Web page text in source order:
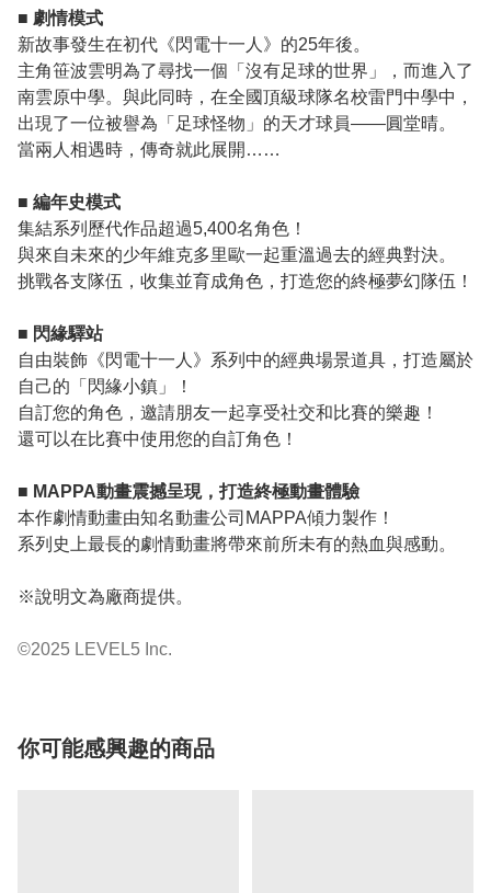
■ 劇情模式
新故事發生在初代《閃電十一人》的25年後。
主角笹波雲明為了尋找一個「沒有足球的世界」，而進入了
南雲原中學。與此同時，在全國頂級球隊名校雷門中學中，
出現了一位被譽為「足球怪物」的天才球員——圓堂晴。
當兩人相遇時，傳奇就此展開……
■ 編年史模式
集結系列歷代作品超過5,400名角色！
與來自未來的少年維克多里歐一起重溫過去的經典對決。
挑戰各支隊伍，收集並育成角色，打造您的終極夢幻隊伍！
■ 閃緣驛站
自由裝飾《閃電十一人》系列中的經典場景道具，打造屬於
自己的「閃緣小鎮」！
自訂您的角色，邀請朋友一起享受社交和比賽的樂趣！
還可以在比賽中使用您的自訂角色！
■ MAPPA動畫震撼呈現，打造終極動畫體驗
本作劇情動畫由知名動畫公司MAPPA傾力製作！
系列史上最長的劇情動畫將帶來前所未有的熱血與感動。
※說明文為廠商提供。
©2025 LEVEL5 Inc.
你可能感興趣的商品